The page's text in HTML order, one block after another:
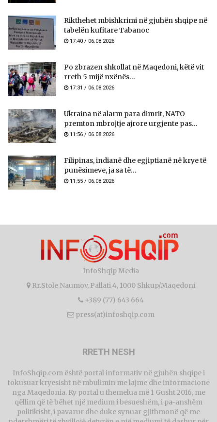
Rikthehet mbishkrimi në gjuhën shqipe në
tabelën kufitare Tabanoc
17:40 / 06.08.2026
Po zbrazen shkollat në Maqedoni, këtë vit
rreth 5 mijë nxënës...
17:31 / 06.08.2026
Ukraina në alarm para dimrit, NATO
premton mbrojtje ajrore urgjente pas...
11:56 / 06.08.2026
Filipinas, indianë dhe egjiptianë në krye të
punësimeve, ja sa të...
11:55 / 06.08.2026
InfoShqip Media
Rr.Stole Naumov, Pallati 4, 1000 Shkup/Maqedoni
+389 (77) 643 664
press(at)infoshqip.com
RRETH NESH
InfoShqip.com është portal informativ në gjuhën shqipe i
fokusuar kryesisht në mbulimin me lajme dhe informacione
nga Maqedonia. Ky portal u themelua më 1 Gusht 2016, me
qëllim që të bëhet një medium i besueshëm, i pa-anshëm
politikisht, i pavarur dhe duke synuar gjithmonë që me